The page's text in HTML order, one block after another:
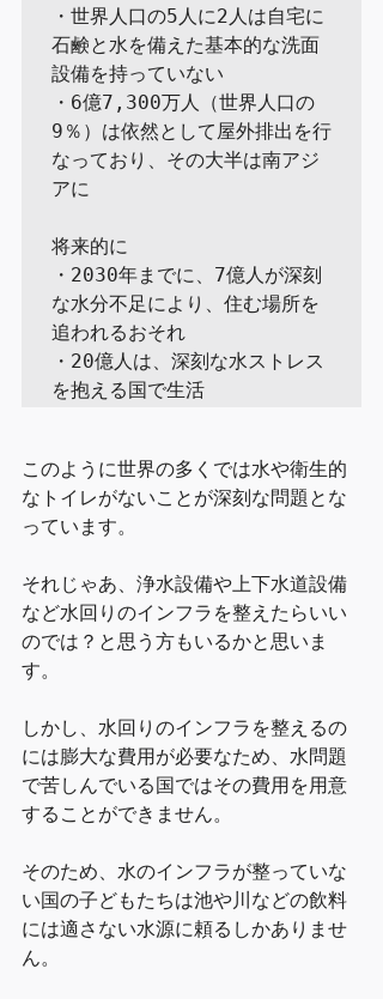
・世界人口の5人に2人は自宅に
石鹸と水を備えた基本的な洗面
設備を持っていない
・6億7,300万人（世界人口の
9％）は依然として屋外排出を行
なっており、その大半は南アジ
アに
将来的に
・2030年までに、7億人が深刻
な水分不足により、住む場所を
追われるおそれ
・20億人は、深刻な水ストレス
を抱える国で生活
このように世界の多くでは水や衛生的
なトイレがないことが深刻な問題とな
っています。
それじゃあ、浄水設備や上下水道設備
など水回りのインフラを整えたらいい
のでは？と思う方もいるかと思いま
す。
しかし、水回りのインフラを整えるの
には膨大な費用が必要なため、水問題
で苦しんでいる国ではその費用を用意
することができません。
そのため、水のインフラが整っていな
い国の子どもたちは池や川などの飲料
には適さない水源に頼るしかありませ
ん。